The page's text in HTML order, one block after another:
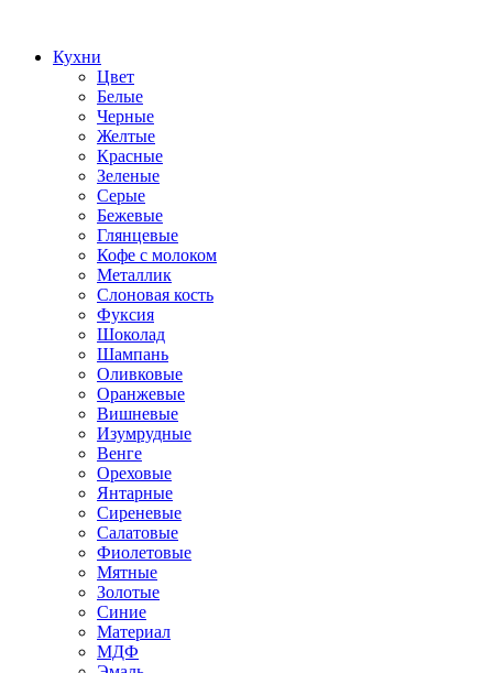
Кухни
Цвет
Белые
Черные
Желтые
Красные
Зеленые
Серые
Бежевые
Глянцевые
Кофе с молоком
Металлик
Слоновая кость
Фуксия
Шоколад
Шампань
Оливковые
Оранжевые
Вишневые
Изумрудные
Венге
Ореховые
Янтарные
Сиреневые
Салатовые
Фиолетовые
Мятные
Золотые
Синие
Материал
МДФ